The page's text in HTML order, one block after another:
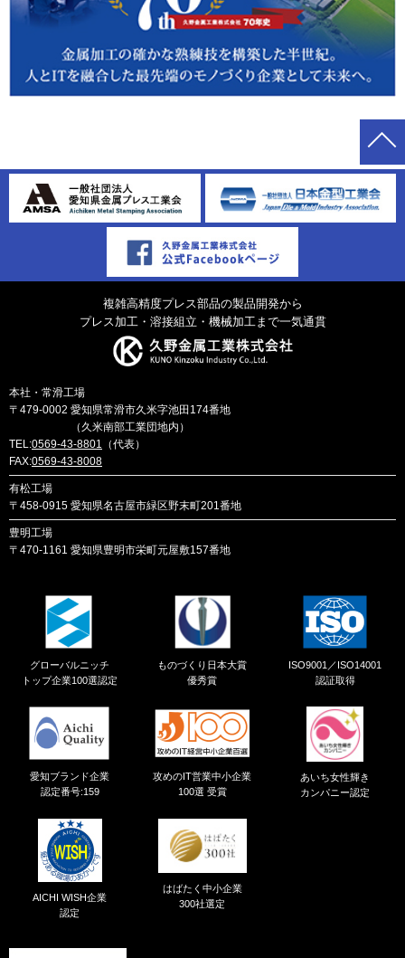
複雑高精度プレス部品の製品開発から
プレス加工・溶接組立・機械加工まで一気通貫
本社・常滑工場
〒479-0002 愛知県常滑市久米字池田174番地
（久米南部工業団地内）
TEL:0569-43-8801
（代表）
FAX:0569-43-8008
有松工場
〒458-0915 愛知県名古屋市緑区野末町201番地
豊明工場
〒470-1161 愛知県豊明市栄町元屋敷157番地
グローバルニッチ
トップ企業100選認定
ものづくり日本大賞
優秀賞
ISO9001／ISO14001
認証取得
愛知ブランド企業
認定番号:159
攻めのIT営業中小企業
100選 受賞
あいち女性輝き
カンパニー認定
AICHI WISH企業
認定
はばたく中小企業
300社選定